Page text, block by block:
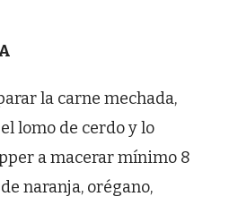
la carne mechada,
lomo de cerdo y lo
a macerar mínimo 8
naranja, orégano,